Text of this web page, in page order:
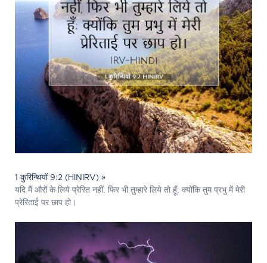
1 कुरिन्थियों 9:2 (HINIRV) »
यदि मैं औरों के लिये प्रेरित नहीं, फिर भी तुम्हारे लिये तो हूँ; क्योंकि तुम प्रभु में मेरी
प्रेरिताई पर छाप हो।